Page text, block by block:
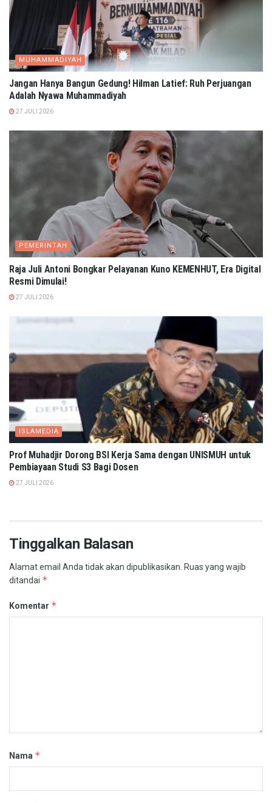
MUHAMMADIYAH
Jangan Hanya Bangun Gedung! Hilman Latief: Ruh Perjuangan
Adalah Nyawa Muhammadiyah
27 JULI 2026
PEMERINTAH
Raja Juli Antoni Bongkar Pelayanan Kuno KEMENHUT, Era Digital
Resmi Dimulai!
27 JULI 2026
ISLAMEDIA
Prof Muhadjir Dorong BSI Kerja Sama dengan UNISMUH untuk
Pembiayaan Studi S3 Bagi Dosen
27 JULI 2026
Tinggalkan Balasan
Alamat email Anda tidak akan dipublikasikan. Ruas yang wajib
ditandai *
Komentar *
Nama *